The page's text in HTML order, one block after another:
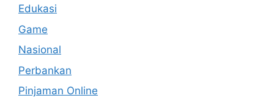
Edukasi
Game
Nasional
Perbankan
Pinjaman Online